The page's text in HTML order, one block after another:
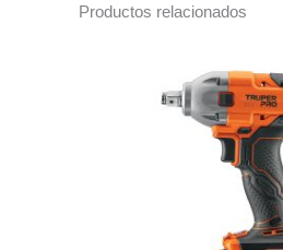
Productos relacionados